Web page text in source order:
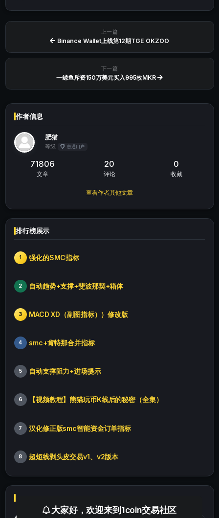
上一篇
Binance Wallet上线第12期TGE OKZOO
下一篇
一鲸鱼斥资150万美元买入995枚MKR
作者信息
肥猫
等级 普通用户
71806
文章
20
评论
0
收藏
查看作者其他文章
排行榜展示
1 强化的SMC指标
2 自动趋势+支撑+斐波那契+箱体
3 MACD XD（副图指标））修改版
4 smc+肯特那合并指标
5 自动支撑阻力+进场提示
6 【视频教程】熊猫玩币K线后的秘密（全集）
7 汉化修正版smc智能资金订单指标
8 超短线剥头皮交易v1、v2版本
大家好，欢迎来到1coin交易社区